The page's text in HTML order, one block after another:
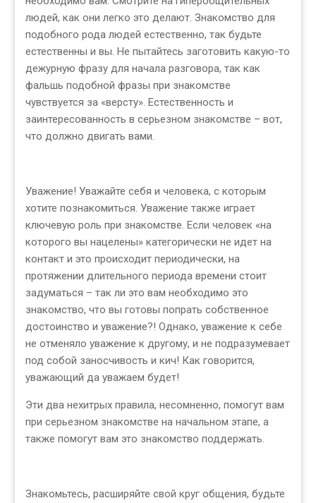
людей, как они легко это делают. Знакомство для
подобного рода людей естественно, так будьте
естественны и вы. Не пытайтесь заготовить какую-то
дежурную фразу для начала разговора, так как
фальшь подобной фразы при знакомстве
чувствуется за «версту». Естественность и
заинтересованность в серьезном знакомстве – вот,
что должно двигать вами.
Уважение! Уважайте себя и человека, с которым
хотите познакомиться. Уважение также играет
ключевую роль при знакомстве. Если человек «на
которого вы нацелены» категорически не идет на
контакт и это происходит периодически, на
протяжении длительного периода времени стоит
задуматься – так ли это вам необходимо это
знакомство, что вы готовы попрать собственное
достоинство и уважение?! Однако, уважение к себе
не отменяло уважение к другому, и не подразумевает
под собой заносчивость и кич! Как говорится,
уважающий да уважаем будет!
Эти два нехитрых правила, несомненно, помогут вам
при серьезном знакомстве на начальном этапе, а
также помогут вам это знакомство поддержать.
Знакомьтесь, расширяйте свой круг общения, будьте